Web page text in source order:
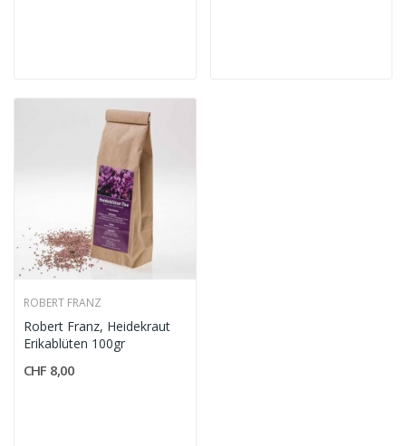
ROBERT FRANZ
Robert Franz, Heidekraut
Erikablüten 100gr
CHF 8,00